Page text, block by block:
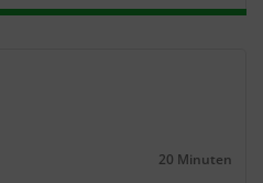
Dauer:
20 Minuten